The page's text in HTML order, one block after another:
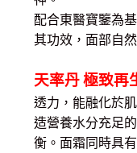
配合東醫寶鑒為
其功效，面部自
天率丹 極致再
透力，能融化於
造營養水分充足
衡。面霜同時具